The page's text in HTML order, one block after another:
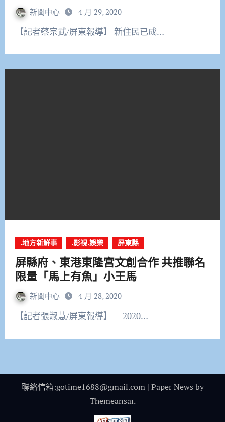
新聞中心 4 月 29, 2020
【記者蔡宗武/屏東報導】 新住民已成…
.地方新鮮事 .影視.娛樂 屏東縣
屏縣府、東港東隆宮文創合作 共推聯名
限量「馬上有魚」小王馬
新聞中心 4 月 28, 2020
【記者張淑慧/屏東報導】 2020…
聯絡信箱:gotime1688@gmail.com | Paper News by
Themeansar.